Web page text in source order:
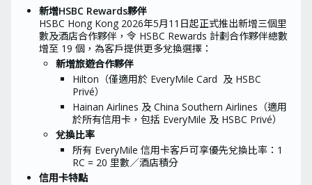
MoneyHero限時獨家優惠由
MoneyHero提供，其換領、使用方法
及爭議，均與香港上海滙豐銀行有限公
司無關
優惠受 條款及細則約束
換領流程由推廣期結束後起計需時至少
8星期，所需時間或會因批核及其他實
際情況變動
*「全新信用卡客戶」指於處理其合資格信
用卡申請時沒有任何由香港上海滙豐銀行有
限公司（及其繼承人及受讓人）批核的個人
信用卡基本卡的客戶。
借定唔借？還得到先好借！本資訊及優惠旨
在提供與香港境內人士。
新增HSBC Rewards夥伴
HSBC Hong Kong 2026年5月11日起正式推出新增三個里
數及酒店合作夥伴，令 HSBC Rewards 計劃合作夥伴總數
增至 19 個，為客戶提供更多兌換選擇：
新增旅遊合作夥伴
Hilton（僅適用於 EveryMile Card 及 HSBC
Privé）
Hainan Airlines 及 China Southern Airlines（適用
於所有信用卡，包括 EveryMile 及 HSBC Privé）
兌換比率
所有 EveryMile 信用卡客戶可享優先兌換比率：1
RC = 20 里數／酒店積分
信用卡特點